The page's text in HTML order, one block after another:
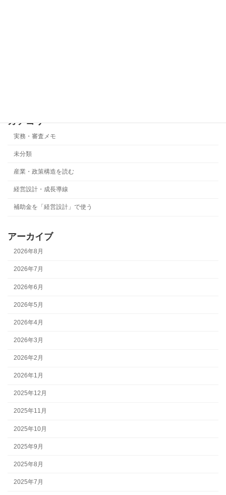
カテゴリー
実務・審査メモ
未分類
産業・政策構造を読む
経営設計・成長導線
補助金を「経営設計」で使う
アーカイブ
2026年8月
2026年7月
2026年6月
2026年5月
2026年4月
2026年3月
2026年2月
2026年1月
2025年12月
2025年11月
2025年10月
2025年9月
2025年8月
2025年7月